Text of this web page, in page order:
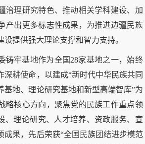
治理研究特色、推动相关学科建设、加
产出更多标志性成果，为推进边疆民族
提供强大理论支撑和智力支持。
铸牢基地作为全国28家基地之一，始终
深耕使命，以建成“新时代中华民族共同
基地、理论研究基地和新型高端智库”为
略核心方向，聚焦党的民族工作重点领
、理论研究、人才培养、资政服务、宣
成果，先后荣获“全国民族团结进步模范